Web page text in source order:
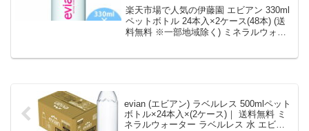
ォーター 天然水 水 enian フラン
ス 硬水 鉱泉水 ペットボトル｜価
格・送料・ポイント還元まとめ
楽天市場で人気の伊藤園 エビアン 330ml
ペットボトル 24本入×2ケース(48本) (送
料無料 ※一部地域除く) ミネラルウォー
evian (エビアン) ラベルレス 500mlペット
ボトル×24本入×(2ケース)｜ 送料無料 ミ
ネラルウォーター ラベルレス 水 エビア